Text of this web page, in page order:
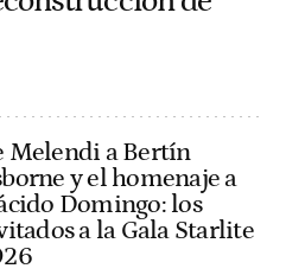
Melendi a Bertín
y el homenaje a
Domingo: los
a la Gala Starlite